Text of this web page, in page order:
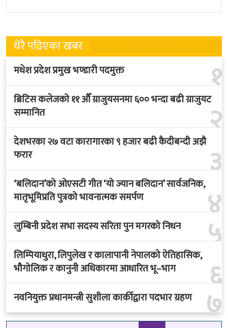
नवनियुक्त
लागेको हो
धेरै पढिएका खबर
१
मधेश प्रदेश प्रमुख भण्डारी पदमुक्त
२
ब्रिटिस कलेजको ११ औँ ग्राजुयसनमा ६०० भन्दा बढी ग्राजुयट
सम्मानित
३
देशभरका २७ वटा कारागारका ९ हजार बढी कैदीबन्दी अझै
फरार
४
‘बलिदान’को ओएसटी गीत ‘यो ज्यान बलिदान’ सार्वजनिक,
मातृभूमिप्रति पुत्रको भावनात्मक समर्पण
५
लुम्बिनी प्रदेश सभा सदस्य सरिता पुन मगरको निधन
६
लिम्पियाधुरा, लिपुलेख र कालापानी नेपालको ऐतिहासिक,
भौगोलिक र कानुनी अधिकारमा आधारित भू–भाग
७
नवनियुक्त प्रधानमन्त्री सुशीला कार्कीद्वारा पदभार ग्रहण